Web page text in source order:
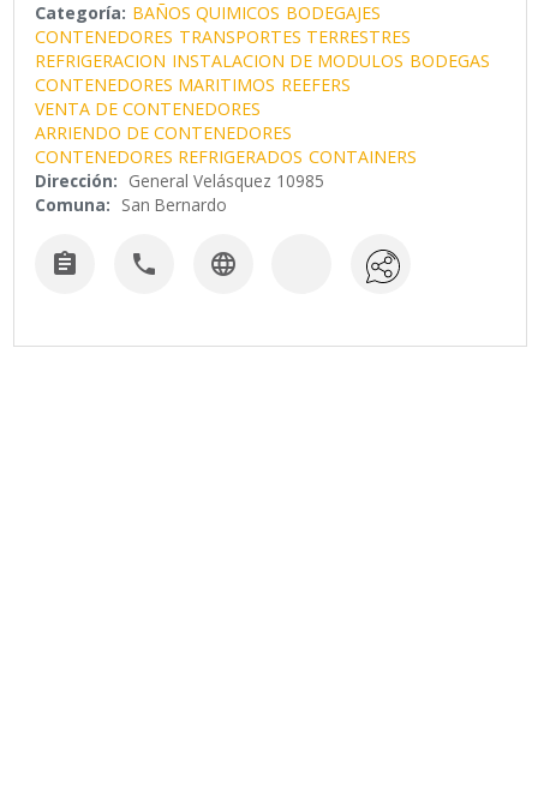
Categoría: BAÑOS QUIMICOS BODEGAJES
CONTENEDORES TRANSPORTES TERRESTRES
REFRIGERACION INSTALACION DE MODULOS BODEGAS
CONTENEDORES MARITIMOS REEFERS
VENTA DE CONTENEDORES
ARRIENDO DE CONTENEDORES
CONTENEDORES REFRIGERADOS CONTAINERS
Dirección: General Velásquez 10985
Comuna: San Bernardo
  